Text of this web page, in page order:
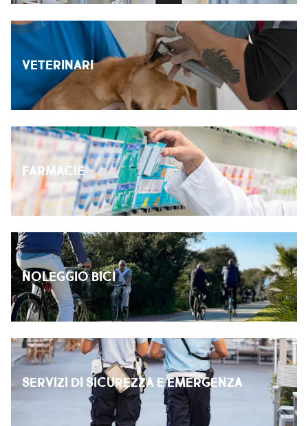
VETERINARI
FARMACIE
NOLEGGIO BICI
SERVIZI DI SICUREZZA E EMERGENZA